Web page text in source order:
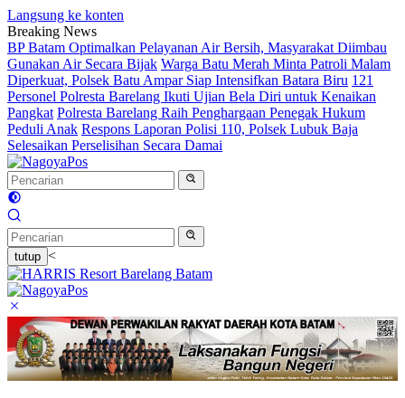
Langsung ke konten
Breaking News
BP Batam Optimalkan Pelayanan Air Bersih, Masyarakat Diimbau
Gunakan Air Secara Bijak Warga Batu Merah Minta Patroli Malam
Diperkuat, Polsek Batu Ampar Siap Intensifkan Batara Biru 121
Personel Polresta Barelang Ikuti Ujian Bela Diri untuk Kenaikan
Pangkat Polresta Barelang Raih Penghargaan Penegak Hukum
Peduli Anak Respons Laporan Polisi 110, Polsek Lubuk Baja
Selesaikan Perselisihan Secara Damai
tutup <